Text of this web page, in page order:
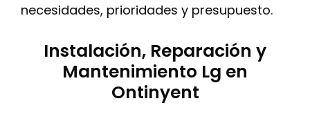
necesidades, prioridades y presupuesto.
Instalación, Reparación y
Mantenimiento Lg en
Ontinyent